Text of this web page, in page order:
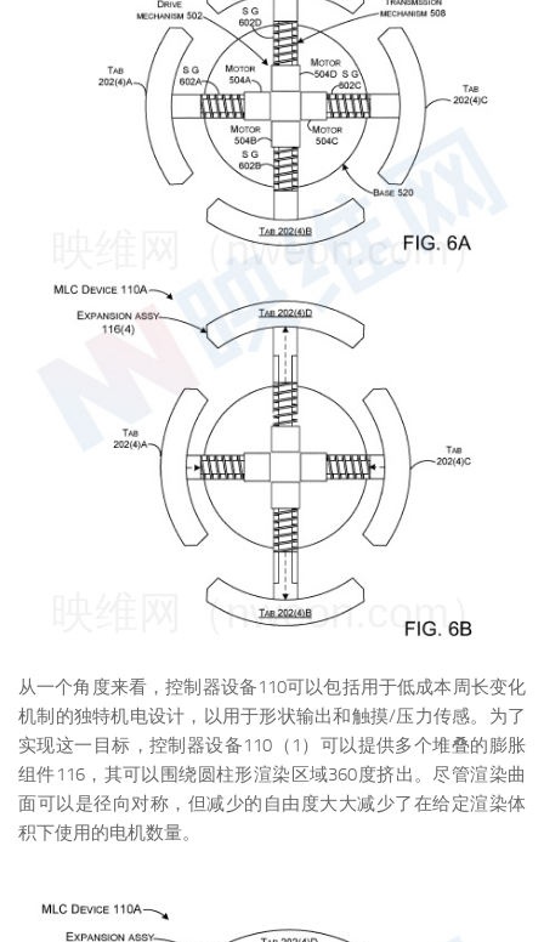
从一个角度来看，控制器设备110可以包括用于低成本周长变化
机制的独特机电设计，以用于形状输出和触摸/压力传感。为了
实现这一目标，控制器设备110（1）可以提供多个堆叠的膨胀
组件116，其可以围绕圆柱形渲染区域360度挤出。尽管渲染曲
面可以是径向对称，但减少的自由度大大减少了在给定渲染体
积下使用的电机数量。
映维网（nweon.com）
映维网（nweon.com）